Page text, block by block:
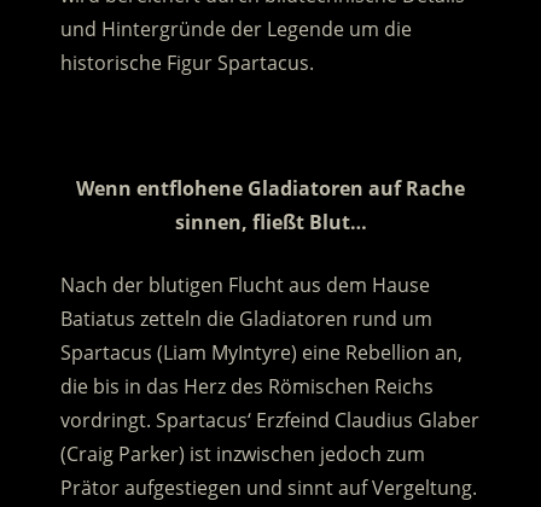
und Hintergründe der Legende um die
historische Figur Spartacus.
Wenn entflohene Gladiatoren auf Rache
sinnen, fließt Blut…
Nach der blutigen Flucht aus dem Hause
Batiatus zetteln die Gladiatoren rund um
Spartacus (Liam MyIntyre) eine Rebellion an,
die bis in das Herz des Römischen Reichs
vordringt. Spartacus‘ Erzfeind Claudius Glaber
(Craig Parker) ist inzwischen jedoch zum
Prätor aufgestiegen und sinnt auf Vergeltung.